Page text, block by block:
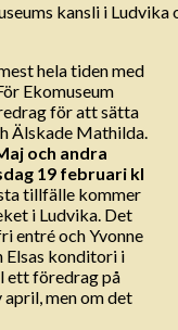
kansli i Ludvika
hela tiden med
Ekomuseum
för att sätta
Älskade Mathilda.
och andra
19 februari kl
tillfälle kommer
i Ludvika. Det
entré och Yvonne
Elsas konditori i
ett föredrag på
men om det